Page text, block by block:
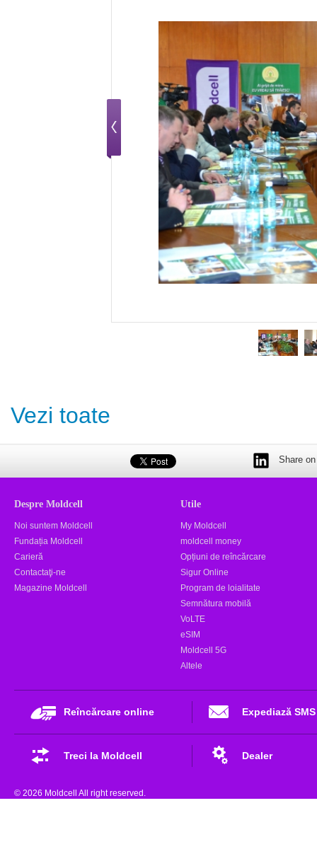
Vezi toate
Share
Despre Moldcell
Noi suntem Moldcell
Fundația Moldcell
Carieră
Contactaţi-ne
Magazine Moldcell
Utile
My Moldcell
moldcell money
Opțiuni de reîncărcare
Sigur Online
Program de loialitate
Semnătura mobilă
VoLTE
eSIM
Moldcell 5G
Altele
Reîncărcare online Expediază SMS
Treci la Moldcell Dealer
© 2026 Moldcell All right reserved.